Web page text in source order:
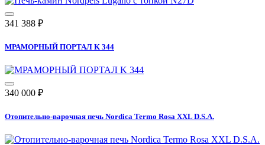
341 388 ₽
МРАМОРНЫЙ ПОРТАЛ K 344
340 000 ₽
Отопительно-варочная печь Nordica Termo Rosa XXL D.S.A.